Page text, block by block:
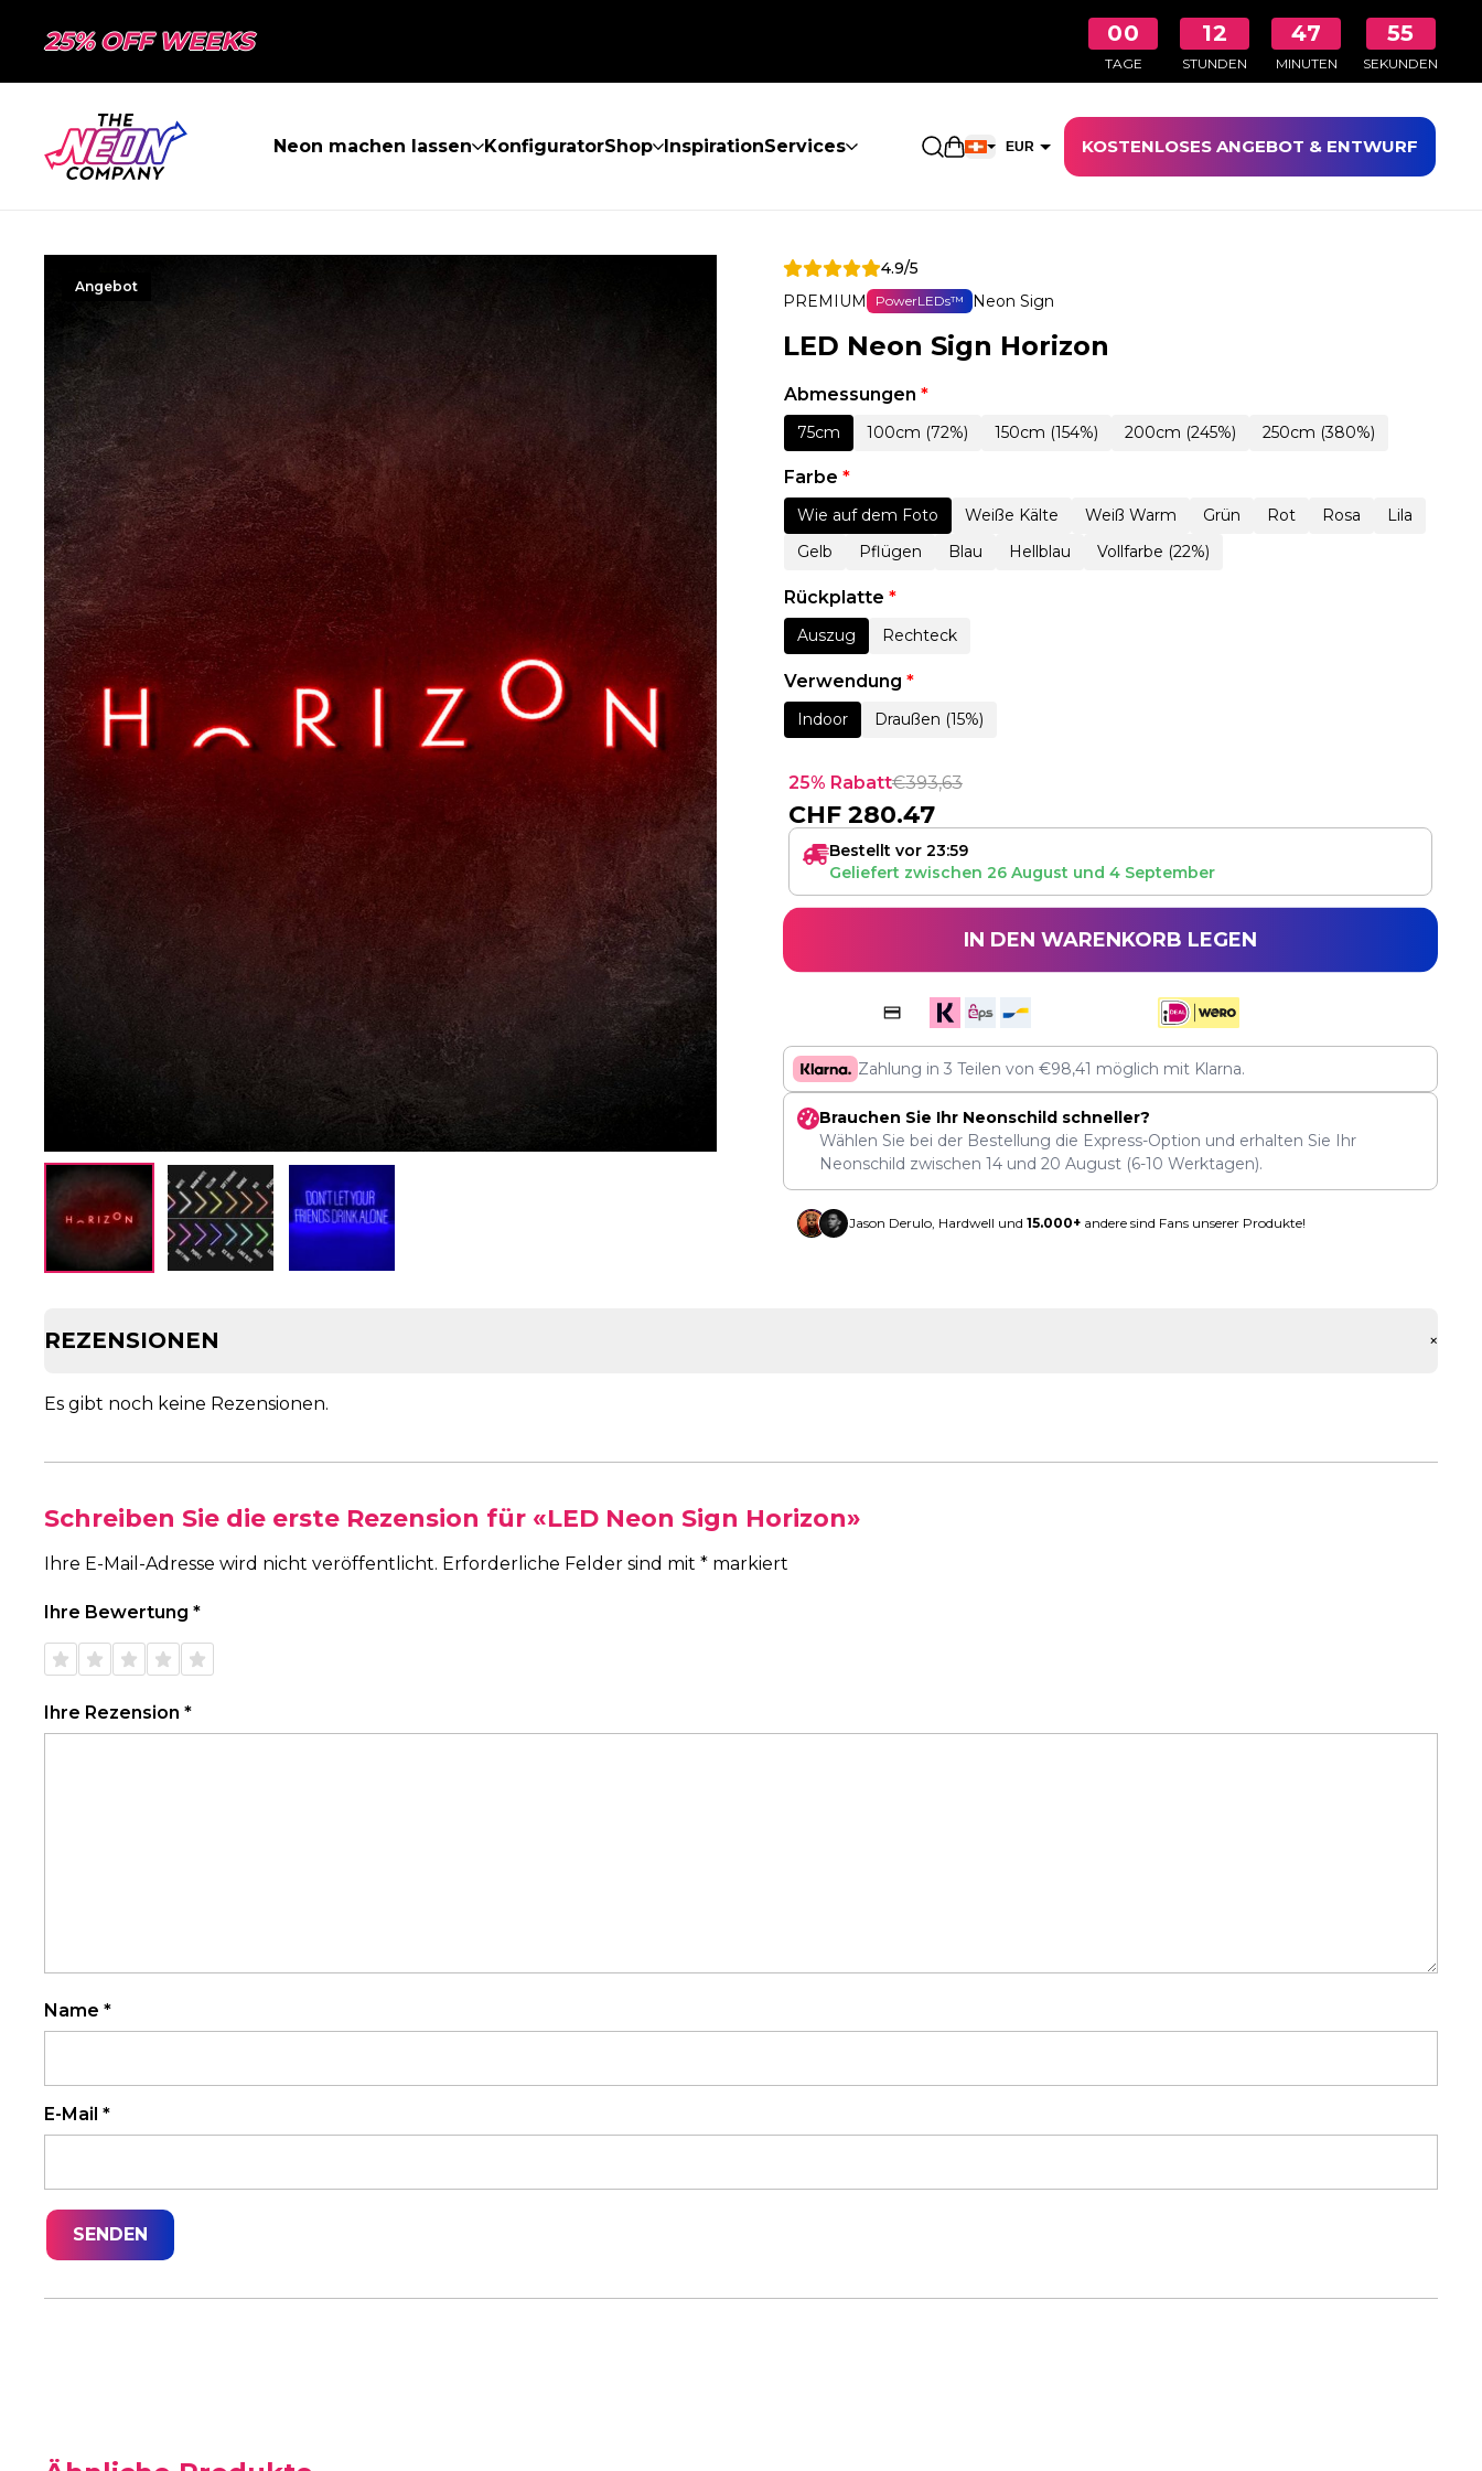
25% OFF WEEKS 00
TAGE
12
STUNDEN
47
MINUTEN
54
SEKUNDEN
Neon machen lassen KonfiguratorShop InspirationServices Einkaufswagen öffnen
EUR KOSTENLOSES ANGEBOT & ENTWURF
Angebot
4.9/5
PREMIUM
PowerLEDs™ Neon Sign
LED Neon Sign Horizon
Abmessungen *
75cm 100cm (72%) 150cm (154%) 200cm (245%) 250cm (380%)
Farbe *
Wie auf dem Foto Weiße Kälte Weiß Warm Grün Rot Rosa
Lila
Gelb
Pflügen Blau Hellblau Vollfarbe (22%)
Rückplatte *
Auszug Rechteck
Verwendung *
Indoor Draußen (15%)
25% Rabatt€393,63
CHF280.47
Bestellt vor 23:59
Geliefert zwischen 26 August und 4 September
IN DEN WARENKORB LEGEN
Zahlung in 3 Teilen von€98,41 möglich mit Klarna.
Brauchen Sie Ihr Neonschild schneller?
Wählen Sie bei der Bestellung die Express-Option und erhalten Sie Ihr
Neonschild zwischen 14und 20 August(6-10 Werktagen).
Jason Derulo, Hardwell und 15.000+andere sind Fans unserer Produkte!
REZENSIONEN +
Es gibt noch keine Rezensionen.
Schreiben Sie die erste Rezension für «LED Neon Sign Horizon»
Ihre E-Mail-Adresse wird nicht veröffentlicht. Erforderliche Felder sind mit * markiert
Ihre Bewertung *
1 von
5 Sternen
2 von
5 Sternen
3 von
5 Sternen
4 von
5 Sternen
5 von
5 Sternen
Ihre Rezension *
Name *
E-Mail *